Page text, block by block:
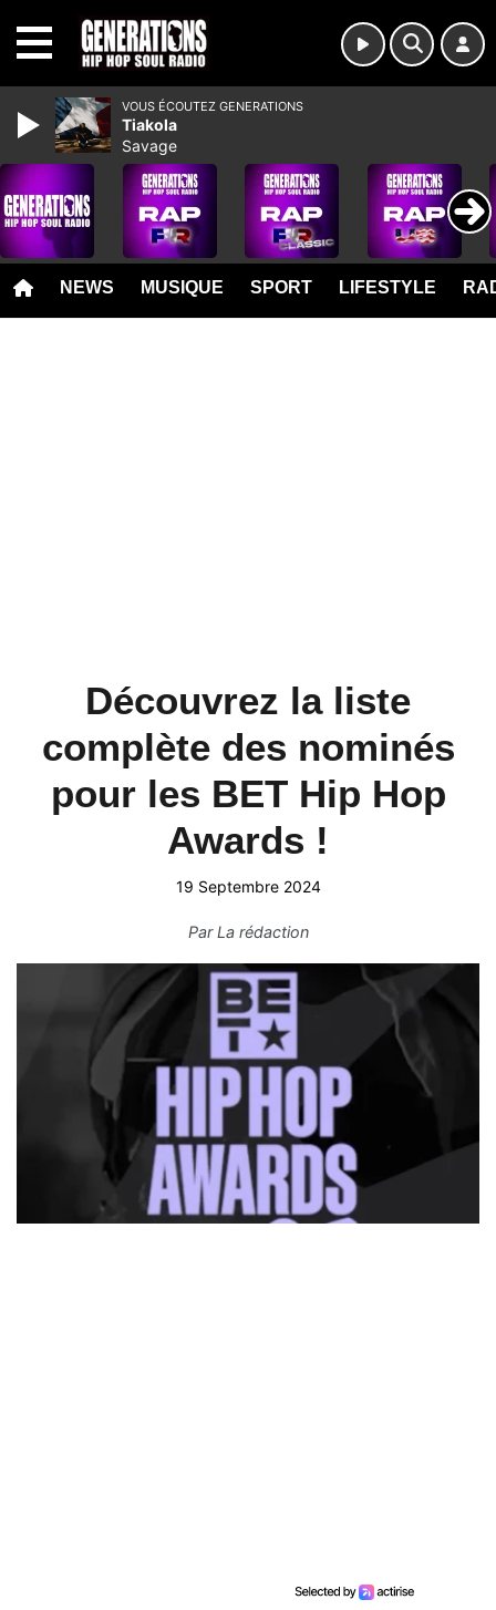
NEWS MUSIQUE SPORT LIFESTYLE
Découvrez la liste
complète des nominés
pour les BET Hip Hop
Awards !
19 Septembre 2024
ParLa rédaction
VOUS ÉCOUTEZ GENERATIONS
Tiakola
Savage